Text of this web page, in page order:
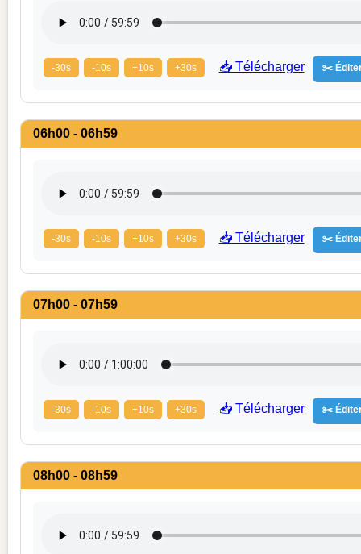
-30s -10s +10s +30s 📥 Télécharger ✂️
06h00 - 06h59
-30s -10s +10s +30s 📥 Télécharger ✂️
07h00 - 07h59
-30s -10s +10s +30s 📥 Télécharger ✂️
08h00 - 08h59